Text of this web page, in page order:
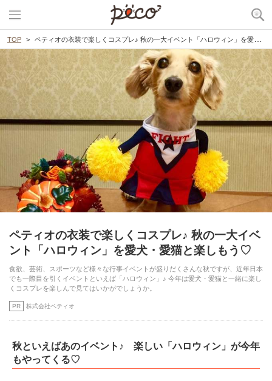
TOP ペティオの衣装で楽しくコスプレ♪ 秋の一大イベント「ハロウィン」を愛犬・愛猫と楽しもう♡
ペティオの衣装で楽しくコスプレ♪ 秋の一大イベ
ント「ハロウィン」を愛犬・愛猫と楽しもう♡
食欲、芸術、スポーツなど様々な行事イベントが盛りだくさんな秋ですが、近年日本
でも一際目を引くイベントといえば「ハロウィン」♪ 今年は愛犬・愛猫と一緒に楽し
くコスプレを楽しんで見てはいかがでしょうか。
PR 株式会社ペティオ
秋といえばあのイベント♪ 楽しい「ハロウィン」が今年
もやってくる♡